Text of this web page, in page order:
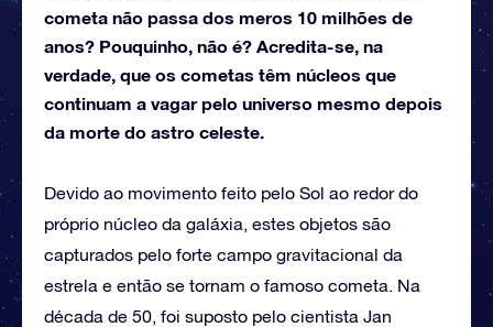
cometa não passa dos meros 10 milhões de
anos? Pouquinho, não é? Acredita-se, na
verdade, que os cometas têm núcleos que
continuam a vagar pelo universo mesmo depois
da morte do astro celeste.
Devido ao movimento feito pelo Sol ao redor do
próprio núcleo da galáxia, estes objetos são
capturados pelo forte campo gravitacional da
estrela e então se tornam o famoso cometa. Na
década de 50, foi suposto pelo cientista Jan